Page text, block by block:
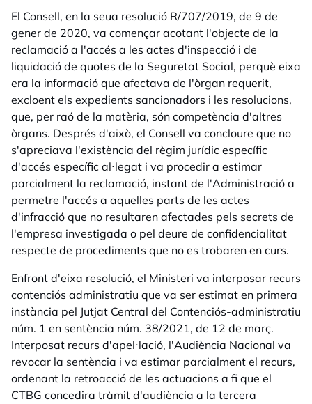
El Consell, en la seua resolució R/707/2019, de 9 de
gener de 2020, va començar acotant l'objecte de la
reclamació a l'accés a les actes d'inspecció i de
liquidació de quotes de la Seguretat Social, perquè eixa
era la informació que afectava de l'òrgan requerit,
excloent els expedients sancionadors i les resolucions,
que, per raó de la matèria, són competència d'altres
òrgans. Després d'això, el Consell va concloure que no
s'apreciava l'existència del règim jurídic específic
d'accés específic al·legat i va procedir a estimar
parcialment la reclamació, instant de l'Administració a
permetre l'accés a aquelles parts de les actes
d'infracció que no resultaren afectades pels secrets de
l'empresa investigada o pel deure de confidencialitat
respecte de procediments que no es trobaren en curs.
Enfront d'eixa resolució, el Ministeri va interposar recurs
contenciós administratiu que va ser estimat en primera
instància pel Jutjat Central del Contenciós-administratiu
núm. 1 en sentència núm. 38/2021, de 12 de març.
Interposat recurs d'apel·lació, l'Audiència Nacional va
revocar la sentència i va estimar parcialment el recurs,
ordenant la retroacció de les actuacions a fi que el
CTBG concedira tràmit d'audiència a la tercera